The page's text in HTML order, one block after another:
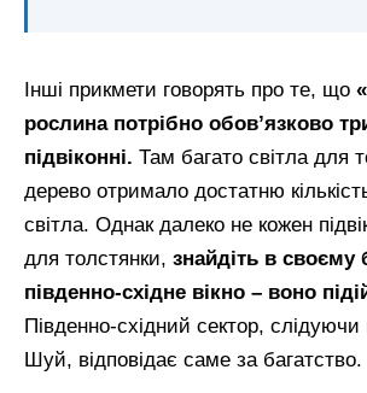
Інші прикмети говорять про те, що
рослина потрібно обов’язково
підвіконні. Там багато світла для
дерево отримало достатню
світла. Однак далеко не кожен
для толстянки, знайдіть в своєму
південно-східне вікно – воно
Південно-східний сектор,
Шуй, відповідає саме за багатство.